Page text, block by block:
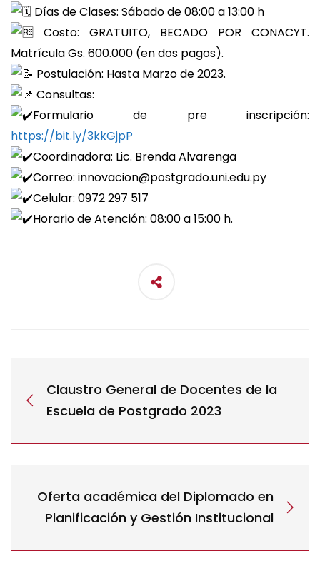
Días de Clases: Sábado de 08:00 a 13:00 h
Costo: GRATUITO, BECADO POR CONACYT.
Matrícula Gs. 600.000 (en dos pagos).
Postulación: Hasta Marzo de 2023.
Consultas:
Formulario de pre inscripción:
https://bit.ly/3kkGjpP
Coordinadora: Lic. Brenda Alvarenga
Correo: innovacion@postgrado.uni.edu.py
Celular: 0972 297 517
Horario de Atención: 08:00 a 15:00 h.
Claustro General de Docentes de la
Escuela de Postgrado 2023
Oferta académica del Diplomado en
Planificación y Gestión Institucional